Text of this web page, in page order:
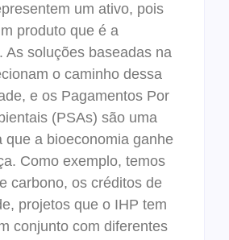
um ativo, pois
produto que é a
As soluções baseadas na
o caminho dessa
e os Pagamentos Por
(PSAs) são uma
que a bioeconomia ganhe
Como exemplo, temos
carbono, os créditos de
projetos que o IHP tem
conjunto com diferentes